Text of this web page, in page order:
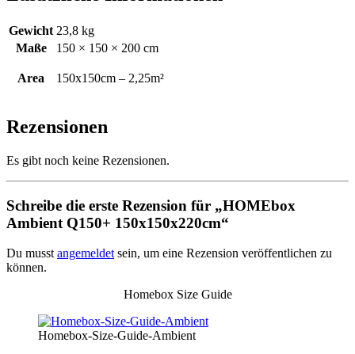
Gewicht 23,8 kg
Maße
150 × 150 × 200 cm
Area 150x150cm – 2,25m²
Rezensionen
Es gibt noch keine Rezensionen.
Schreibe die erste Rezension für „HOMEbox
Ambient Q150+ 150x150x220cm“
Du musst angemeldet sein, um eine Rezension veröffentlichen zu
können.
Homebox Size Guide
Homebox-Size-Guide-Ambient